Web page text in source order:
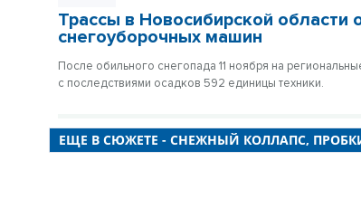
Трассы в Новосибирской области
снегоуборочных машин
После обильного снегопада 11 ноября на
с последствиями осадков 592 единицы техники.
ЕЩЕ В СЮЖЕТЕ - СНЕЖНЫЙ КОЛЛАПС,